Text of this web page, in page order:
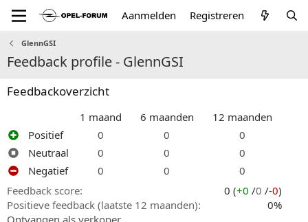
Aanmelden Registreren
GlennGSI
Feedback profile - GlennGSI
Feedbackoverzicht
1 maand 6 maanden
12 maanden
Positief
0 0
0
Neutraal
0 0
0
Negatief
0 0
0
Feedback score
0 (+0 /0 /-0)
Positieve feedback (laatste 12 maanden)
0%
Ontvangen als verkoper